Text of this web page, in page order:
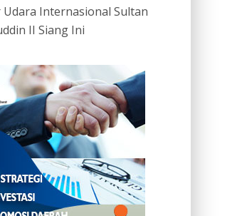
Udara Internasional Sultan
II Siang Ini